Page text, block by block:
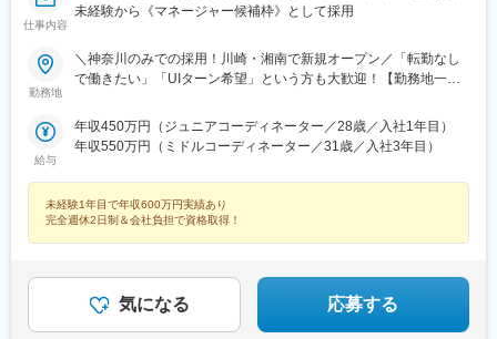
仕事内容
未経験から《マネージャー候補枠》として採用
勤務地
＼神奈川のみでの採用！川崎・湘南で新規オープン／「転勤なし
で働きたい」「UIターン希望」という方も大歓迎！【勤務地一
区、磯子区、金沢区、港北区、戸塚区、港南区、旭区、緑区、瀬
谷区、栄区、泉区、青葉区、都筑区＜川崎市＞川崎区、幸区、中
原区、高津区、多摩区、宮前区、麻生区＜相模原市＞緑区、中央
市、逗子市、三浦市、秦野市、厚木市、大和市、伊勢原市、海老
名市、座間市、綾瀬市、葉山町、寒川町、大磯町、二宮町、松田
にご相談ください！☆将来的に全国のご希望勤務地へUIターン可
能・初期費用会社負担等の移住支援あり（規定有）・UIターン転
勤希望者への年間の支援あり（規定有）☆マイカー通勤手当あり
給与
年収450万円（ジュニアコーディネーター／28歳／入社1年目）
年収550万円（ミドルコーディネーター／31歳／入社3年目）
未経験1年目で年収600万円実績あり
完全週休2日制＆会社負担で資格取得！
気になる 応募する